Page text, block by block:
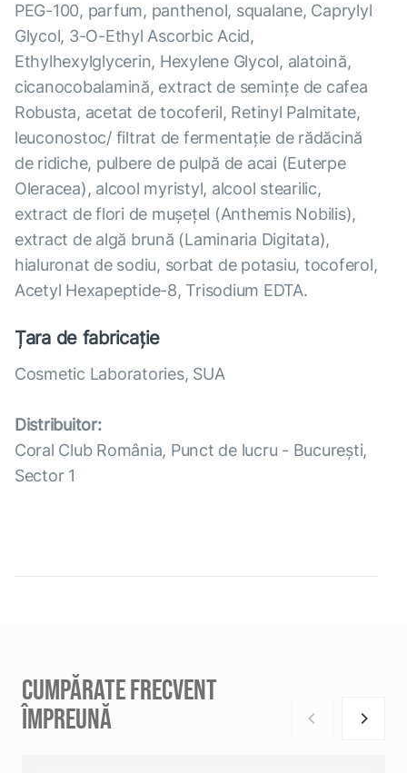
PEG-100, parfum, panthenol, squalane, Caprylyl
Glycol, 3-O-Ethyl Ascorbic Acid,
Ethylhexylglycerin, Hexylene Glycol, alatoină,
cicanocobalamină, extract de semințe de cafea
Robusta, acetat de tocoferil, Retinyl Palmitate,
leuconostoc/ filtrat de fermentație de rădăcină
de ridiche, pulbere de pulpă de acai (Euterpe
Oleracea), alcool myristyl, alcool stearilic,
extract de flori de mușețel (Anthemis Nobilis),
extract de algă brună (Laminaria Digitata),
hialuronat de sodiu, sorbat de potasiu, tocoferol,
Acetyl Hexapeptide-8, Trisodium EDTA.
Țara de fabricație
Cosmetic Laboratories, SUA
Distribuitor:
Coral Club România, Punct de lucru - București,
Sector 1
CUMPĂRATE FRECVENT
ÎMPREUNĂ